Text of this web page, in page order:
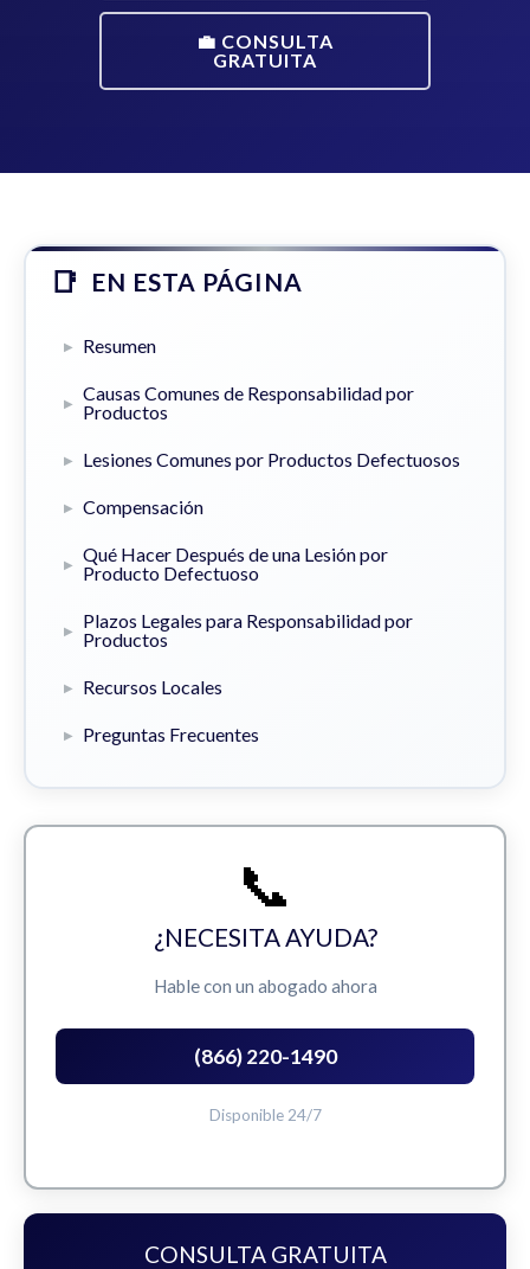
💼 CONSULTA
GRATUITA
EN ESTA PÁGINA
Resumen
Causas Comunes de Responsabilidad por
Productos
Lesiones Comunes por Productos Defectuosos
Compensación
Qué Hacer Después de una Lesión por
Producto Defectuoso
Plazos Legales para Responsabilidad por
Productos
Recursos Locales
Preguntas Frecuentes
📞
¿NECESITA AYUDA?
Hable con un abogado ahora
(866) 220-1490
Disponible 24/7
CONSULTA GRATUITA